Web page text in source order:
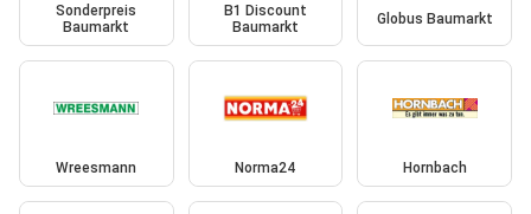
Sonderpreis
Baumarkt
B1 Discount
Baumarkt
Globus Baumarkt
Wreesmann Norma24 Hornbach